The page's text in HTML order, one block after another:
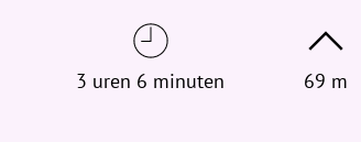
3 uren 6 minuten 69 m